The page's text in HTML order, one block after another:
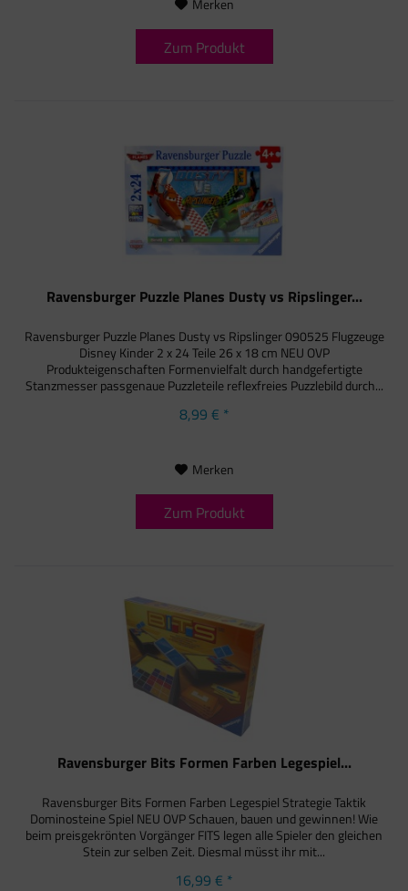
Zum Produkt
Ravensburger Puzzle Planes Dusty vs Ripslinger...
Ravensburger Puzzle Planes Dusty vs Ripslinger 090525 Flugzeuge
Disney Kinder 2 x 24 Teile 26 x 18 cm NEU OVP
Produkteigenschaften Formenvielfalt durch handgefertigte
Stanzmesser passgenaue Puzzleteile reflexfreies Puzzlebild durch...
8,99 € *
Merken
Zum Produkt
Ravensburger Bits Formen Farben Legespiel...
Ravensburger Bits Formen Farben Legespiel Strategie Taktik
Dominosteine Spiel NEU OVP Schauen, bauen und gewinnen! Wie
beim preisgekrönten Vorgänger FITS legen alle Spieler den gleichen
Stein zur selben Zeit. Diesmal müsst ihr mit...
16,99 € *